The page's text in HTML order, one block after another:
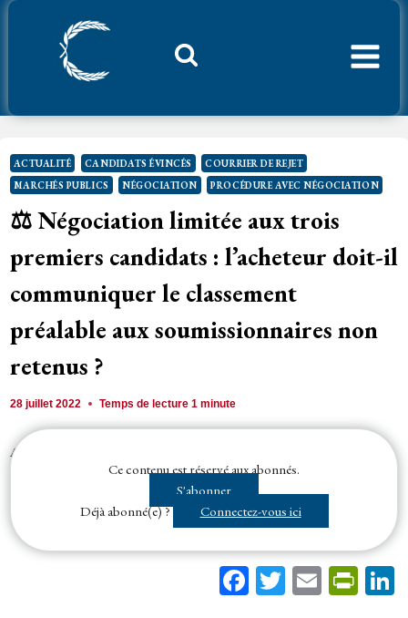
Aller
ACTUALITÉ CANDIDATS ÉVINCÉS
COURRIER DE REJET
MARCHÉS PUBLICS
NÉGOCIATION PROCÉDURE AVEC NÉGOCIATION
⚖️ Négociation limitée aux trois
premiers candidats : l’acheteur doit-il
communiquer le classement
préalable aux soumissionnaires non
retenus ?
28 juillet 2022 Temps de lecture1 minute
Au cas d’espèce, un
de lui transmettre les informations relatives au classement des trois
Ce contenu est réservé aux abonnés.
S'abonner
Déjà abonné(e) ?
Connectez-vous ici
Fa T E Pr